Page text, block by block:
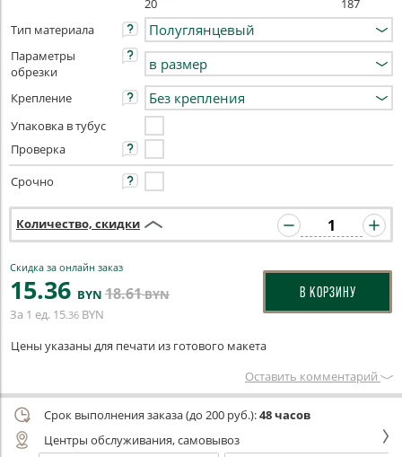
20
187
Тип материала
Параметры
обрезки
Крепление
Упаковка в тубус
Проверка
Срочно
Количество, скидки
Скидка за онлайн заказ
15.36 BYN 18.61BYN
За 1 ед. 15.36 BYN
В КОРЗИНУ
Цены указаны для печати из готового макета
Оставить комментарий
Срок выполнения заказа (до 200 руб.):48 часов
Центры обслуживания, самовывоз